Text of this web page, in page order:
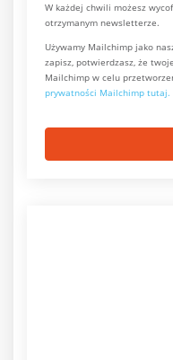
W każdej chwili możesz
otrzymanym newsletterze.
Używamy Mailchimp jako
zapisz, potwierdzasz, że
Mailchimp w celu
prywatności Mailchimp tutaj.